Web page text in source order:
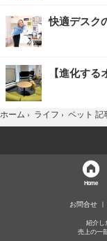
快適デスク
【進化する
ホーム › ライフ › ペット 記
Home
お問合せ
紹介し
売上の一